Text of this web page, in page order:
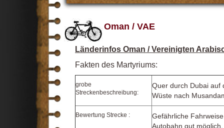
Oman / VAE
Länderinfos Oman / Vereinigten
Fakten des Martyriums:
grobe
Streckenbeschreibung:
Quer durch Dubai auf
Wüste nach
Bewertung Strecke :
Gefährliche
Autobahn gut